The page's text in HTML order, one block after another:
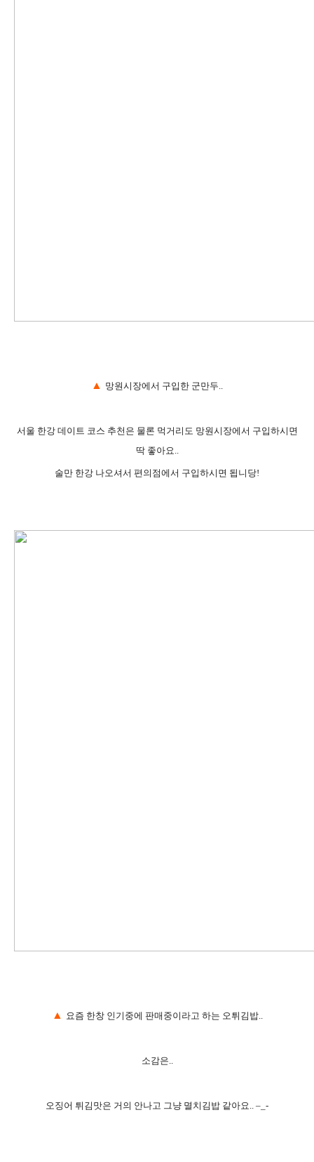
▲ 망원시장에서 구입한 군만두..
서울 한강 데이트 코스 추천은 물론 먹거리도 망원시장에서 구입하시면
딱 좋아요..
술만 한강 나오셔서 편의점에서 구입하시면 됩니당!
▲ 요즘 한창 인기중에 판매중이라고 하는 오튀김밥..
소감은..
오징어 튀김맛은 거의 안나고 그냥 멸치김밥 같아요.. –_-